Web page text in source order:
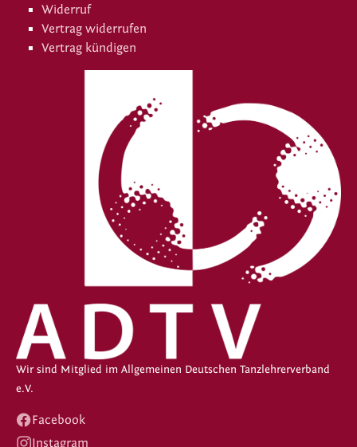
Widerruf
Vertrag widerrufen
Vertrag kündigen
Wir sind Mitglied im Allgemeinen Deutschen Tanzlehrerverband
e.V.
Facebook
Instagram